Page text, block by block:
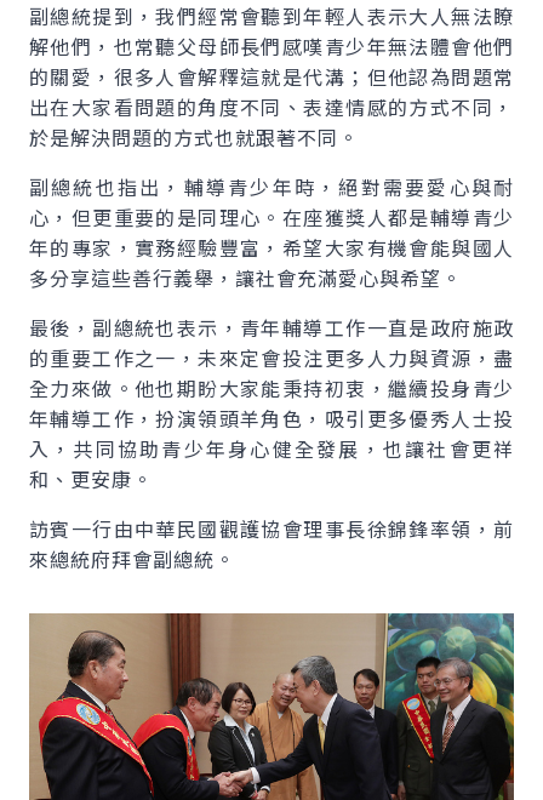
副總統提到，我們經常會聽到年輕人表示大人無法瞭
解他們，也常聽父母師長們感嘆青少年無法體會他們
的關愛，很多人會解釋這就是代溝；但他認為問題常
出在大家看問題的角度不同、表達情感的方式不同，
於是解決問題的方式也就跟著不同。
副總統也指出，輔導青少年時，絕對需要愛心與耐
心，但更重要的是同理心。在座獲獎人都是輔導青少
年的專家，實務經驗豐富，希望大家有機會能與國人
多分享這些善行義舉，讓社會充滿愛心與希望。
最後，副總統也表示，青年輔導工作一直是政府施政
的重要工作之一，未來定會投注更多人力與資源，盡
全力來做。他也期盼大家能秉持初衷，繼續投身青少
年輔導工作，扮演領頭羊角色，吸引更多優秀人士投
入，共同協助青少年身心健全發展，也讓社會更祥
和、更安康。
訪賓一行由中華民國觀護協會理事長徐錦鋒率領，前
來總統府拜會副總統。